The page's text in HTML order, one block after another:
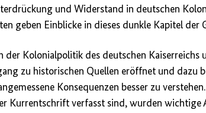
und Widerstand in deutschen
geben Einblicke in dieses dunkle Kapitel der
der Kolonialpolitik des deutschen Kaiserreichs
zu historischen Quellen eröffnet und dazu
Konsequenzen besser zu
Kurrentschrift verfasst sind, wurden wichtige